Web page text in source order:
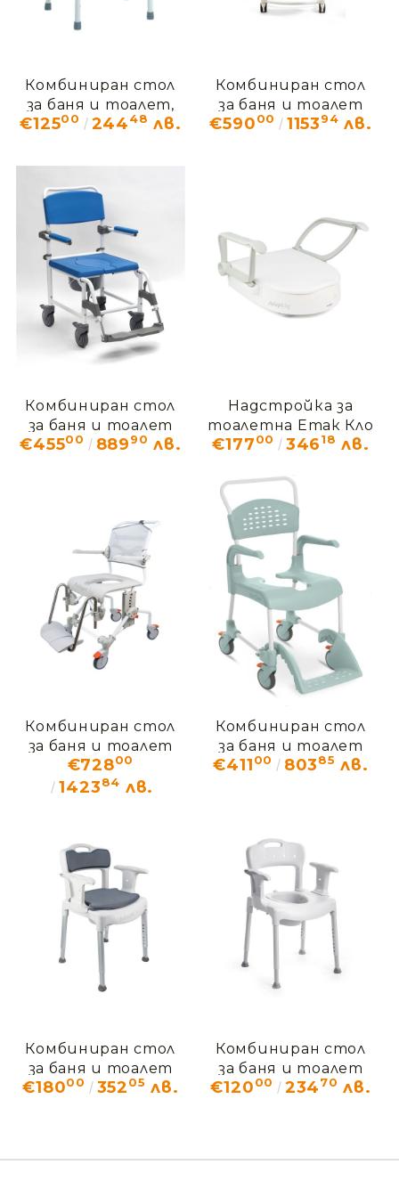
Комбиниран стол
за баня и тоалет,
регулиращ се във
СТЕЙСИ
€12500 24448 лв.
Комбиниран стол
за баня и тоалет
Rifton HTS
€59000 115394 лв.
Комбиниран стол
за баня и тоалет
АСТОН
€45500 88990 лв.
Надстройка за
тоалетна Етак Кло
€17700 34618 лв.
Комбиниран стол
за баня и тоалет
Етак Суифт Мобил
€72800
142384 лв.
Комбиниран стол
за баня и тоалет
Етак Клийн
€41100 80385 лв.
Комбиниран стол
за баня и тоалет
Етак Суифт
€18000 35205 лв.
Комбиниран стол
за баня и тоалет
Етак Суифт
€12000 23470 лв.